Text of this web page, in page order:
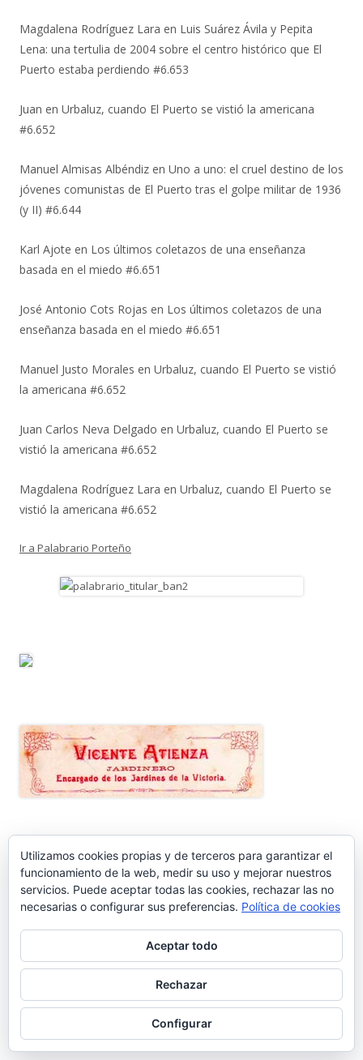
Magdalena Rodríguez Lara en Luis Suárez Ávila y Pepita
Lena: una tertulia de 2004 sobre el centro histórico que El
Puerto estaba perdiendo #6.653
Juan en Urbaluz, cuando El Puerto se vistió la americana
#6.652
Manuel Almisas Albéndiz en Uno a uno: el cruel destino de los
jóvenes comunistas de El Puerto tras el golpe militar de 1936
(y II) #6.644
Karl Ajote en Los últimos coletazos de una enseñanza
basada en el miedo #6.651
José Antonio Cots Rojas en Los últimos coletazos de una
enseñanza basada en el miedo #6.651
Manuel Justo Morales en Urbaluz, cuando El Puerto se vistió
la americana #6.652
Juan Carlos Neva Delgado en Urbaluz, cuando El Puerto se
vistió la americana #6.652
Magdalena Rodríguez Lara en Urbaluz, cuando El Puerto se
vistió la americana #6.652
Ir a Palabrario Porteño
ENTRADAS RECIENTES
Nos vamos de vacaciones #6.660
¿Dónde está Calleja? #6.659
Carta protesta a Don Pedro Muñoz Seca #6.658
El antiguo campo del Racing y la iniciativa solidaria de Elías
Ahuja #6.657
Utilizamos cookies propias y de terceros para garantizar el
funcionamiento de la web, medir su uso y mejorar nuestros
servicios. Puede aceptar todas las cookies, rechazar las no
necesarias o configurar sus preferencias. Política de cookies
Aceptar todo
Rechazar
Configurar